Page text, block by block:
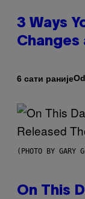
3 Ways
Changes
6 сати ранијеOd
(PHOTO BY GARY
On This